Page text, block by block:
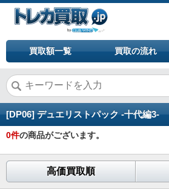
買取額一覧 買取の流れ
[DP06] デュエリストパック -十代編3-
0件の商品がございます。
高価買取順